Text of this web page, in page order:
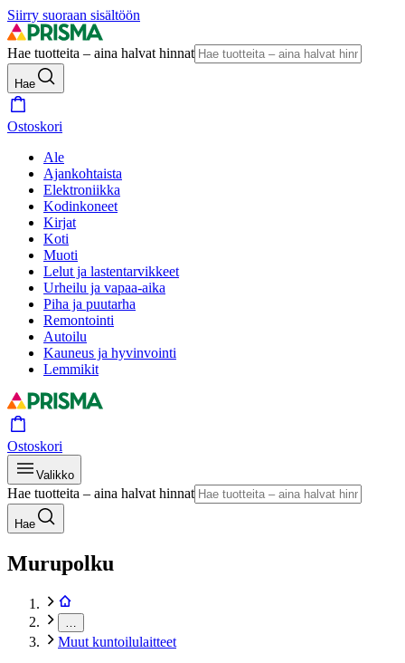
Siirry suoraan sisältöön
Hae tuotteita – aina halvat hinnat
Hae
Ostoskori
Ale
Ajankohtaista
Elektroniikka
Kodinkoneet
Kirjat
Koti
Muoti
Lelut ja lastentarvikkeet
Urheilu ja vapaa-aika
Piha ja puutarha
Remontointi
Autoilu
Kauneus ja hyvinvointi
Lemmikit
Ostoskori
Valikko
Hae tuotteita – aina halvat hinnat
Hae
Murupolku
Muut kuntoilulaitteet